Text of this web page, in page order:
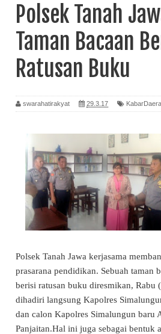
Polsek Tanah
Taman Bacaan
Ratusan Buku
swarahatirakyat 29.3.17
Polsek Tanah Jawa kerjasama
prasarana pendidikan. Sebuah taman
berisi ratusan buku diresmikan, Rabu
dihadiri langsung Kapolres
dan calon Kapolres Simalungun baru
Panjaitan.Hal ini juga sebagai bentuk